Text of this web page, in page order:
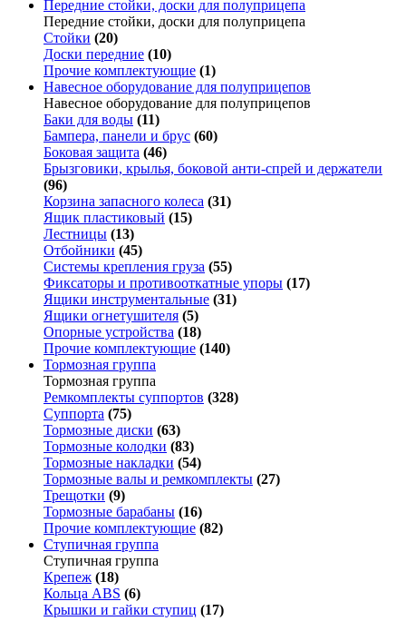
Передние стойки, доски для полуприцепа
Передние стойки, доски для полуприцепа
Стойки (20)
Доски передние (10)
Прочие комплектующие (1)
Навесное оборудование для полуприцепов
Навесное оборудование для полуприцепов
Баки для воды (11)
Бампера, панели и брус (60)
Боковая защита (46)
Брызговики, крылья, боковой анти-спрей и держатели
(96)
Корзина запасного колеса (31)
Ящик пластиковый (15)
Лестницы (13)
Отбойники (45)
Системы крепления груза (55)
Фиксаторы и противооткатные упоры (17)
Ящики инструментальные (31)
Ящики огнетушителя (5)
Опорные устройства (18)
Прочие комплектующие (140)
Тормозная группа
Тормозная группа
Ремкомплекты суппортов (328)
Суппорта (75)
Тормозные диски (63)
Тормозные колодки (83)
Тормозные накладки (54)
Тормозные валы и ремкомплекты (27)
Трещотки (9)
Тормозные барабаны (16)
Прочие комплектующие (82)
Ступичная группа
Ступичная группа
Крепеж (18)
Кольца ABS (6)
Крышки и гайки ступиц (17)